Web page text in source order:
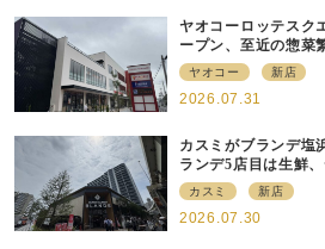
ヤオコーロッテスク
ープン、至近の惣菜
強化、ですみ分け
ヤオコー 新店
2026.07.31
カスミがブランデ塩
ランデ5店目は生鮮
の要素も取り入れ
カスミ 新店
2026.07.30